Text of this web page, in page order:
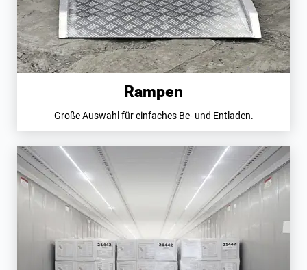
Rampen
Große Auswahl für einfaches Be- und Entladen.